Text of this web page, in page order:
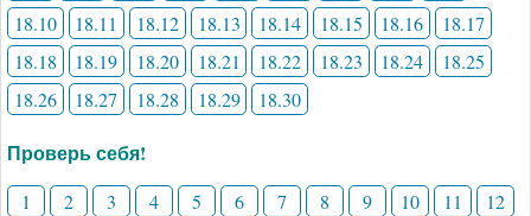
18.10
18.11 18.12 18.13 18.14 18.15 18.16
18.17
18.18
18.19 18.20 18.21 18.22 18.23 18.24
18.25
18.26
18.27 18.28 18.29 18.30
Проверь себя!
1 2 3 4 5 6 7 8 9 10 11
12